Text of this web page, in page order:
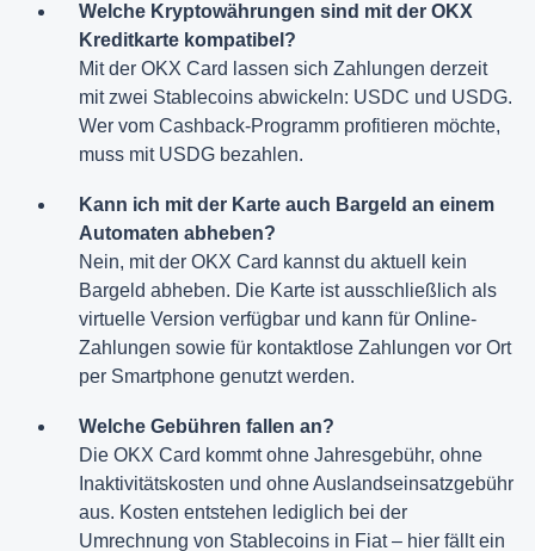
Welche Kryptowährungen sind mit der OKX
Kreditkarte kompatibel?
Mit der OKX Card lassen sich Zahlungen derzeit
mit zwei Stablecoins abwickeln: USDC und USDG.
Wer vom Cashback-Programm profitieren möchte,
muss mit USDG bezahlen.
Kann ich mit der Karte auch Bargeld an einem
Automaten abheben?
Nein, mit der OKX Card kannst du aktuell kein
Bargeld abheben. Die Karte ist ausschließlich als
virtuelle Version verfügbar und kann für Online-
Zahlungen sowie für kontaktlose Zahlungen vor Ort
per Smartphone genutzt werden.
Welche Gebühren fallen an?
Die OKX Card kommt ohne Jahresgebühr, ohne
Inaktivitätskosten und ohne Auslandseinsatzgebühr
aus. Kosten entstehen lediglich bei der
Umrechnung von Stablecoins in Fiat – hier fällt ein